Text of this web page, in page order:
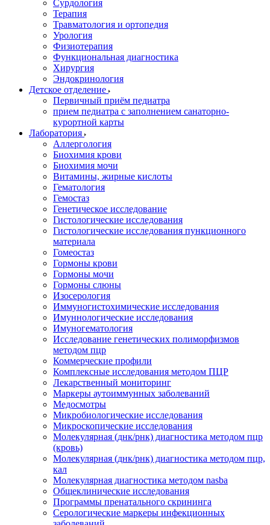
Сурдология
Терапия
Травматология и ортопедия
Урология
Физиотерапия
Функциональная диагностика
Хирургия
Эндокринология
Детское отделение
Первичный приём педиатра
прием педиатра с заполнением санаторно-
курортной карты
Лаборатория
Аллергология
Биохимия крови
Биохимия мочи
Витамины, жирные кислоты
Гематология
Гемостаз
Генетическое исследование
Гистологические исследования
Гистологические исследования пункционного
материала
Гомеостаз
Гормоны крови
Гормоны мочи
Гормоны слюны
Изосерология
Иммуногистохимические исследования
Имуннологические исследования
Имуногематология
Исследование генетических полиморфизмов
методом пцр
Коммерческие профили
Комплексные исследования методом ПЦР
Лекарственный мониторинг
Маркеры аутоиммунных заболеваний
Медосмотры
Микробиологические исследования
Микроскопические исследования
Молекулярная (днк/рнк) диагностика методом пцр
(кровь)
Молекулярная (днк/рнк) диагностика методом пцр,
кал
Молекулярная диагностика методом nasba
Общеклинические исследования
Программы пренатального скрининга
Серологические маркеры инфекционных